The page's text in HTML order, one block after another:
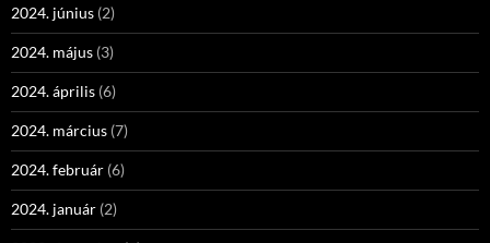
2024. június (2)
2024. május (3)
2024. április (6)
2024. március (7)
2024. február (6)
2024. január (2)